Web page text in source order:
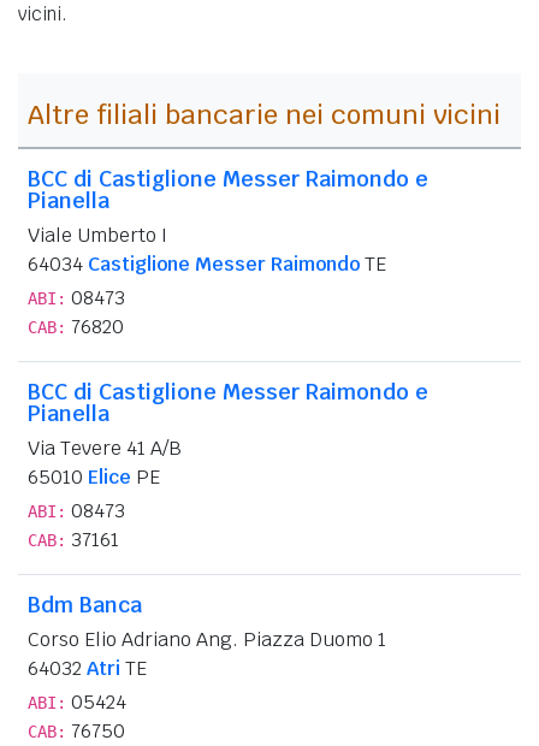
vicini.
Altre filiali bancarie nei comuni vicini
BCC di Castiglione Messer Raimondo e
Pianella
Viale Umberto I
64034 Castiglione Messer RaimondoTE
ABI: 08473
CAB: 76820
BCC di Castiglione Messer Raimondo e
Pianella
Via Tevere 41 A/B
65010 Elice PE
ABI: 08473
CAB: 37161
Bdm Banca
Corso Elio Adriano Ang. Piazza Duomo 1
64032 Atri TE
ABI: 05424
CAB: 76750